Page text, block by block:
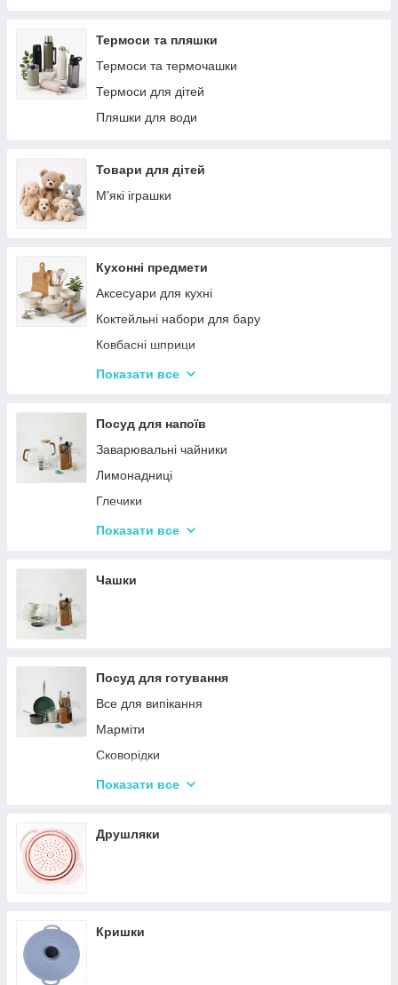
Мангали
Набори для пікніка
Туристичні килимки
Палатки
Меблі для кемпінгу
Спальні мішки
Сміттєві відра
Новогодний декор
Декоративні таці
Цукерки
Серветниці
Годинник настінний
Підсвічники
Вази для квітів
Статуетки
Термоси та пляшки
Термоси та термочашки
Термоси для дітей
Пляшки для води
Товари для дітей
М'які іграшки
Кухонні предмети
Аксесуари для кухні
Коктейльні набори для бару
Ковбасні шприци
Кухонні підставки
Терки
Набори для спецій
Ємності для зберігання
Набори кухонних ножів і лопаток
Маслянки
Показати все
Посуд для напоїв
Заварювальні чайники
Лимонадниці
Глечики
Склянки
Келихи
Показати все
Чашки
Посуд для готування
Все для випікання
Марміти
Сковорідки
Ківші
Показати все
Друшляки
Кришки